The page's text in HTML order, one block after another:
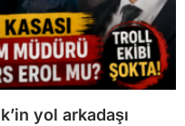
yol arkadaşı